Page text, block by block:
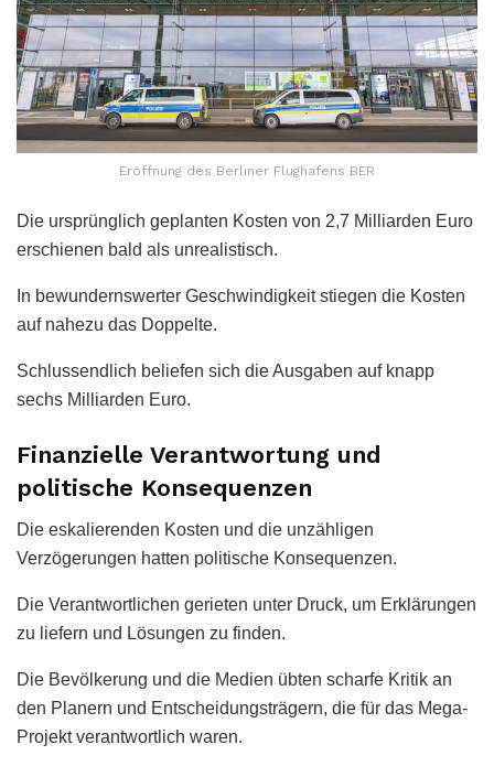
Eröffnung des Berliner Flughafens BER
Die ursprünglich geplanten Kosten von 2,7 Milliarden Euro
erschienen bald als unrealistisch.
In bewundernswerter Geschwindigkeit stiegen die Kosten
auf nahezu das Doppelte.
Schlussendlich beliefen sich die Ausgaben auf knapp
sechs Milliarden Euro.
Finanzielle Verantwortung und
politische Konsequenzen
Die eskalierenden Kosten und die unzähligen
Verzögerungen hatten politische Konsequenzen.
Die Verantwortlichen gerieten unter Druck, um Erklärungen
zu liefern und Lösungen zu finden.
Die Bevölkerung und die Medien übten scharfe Kritik an
den Planern und Entscheidungsträgern, die für das Mega-
Projekt verantwortlich waren.